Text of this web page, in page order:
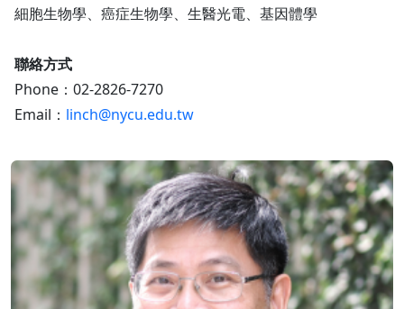
細胞生物學、癌症生物學、生醫光電、基因體學
聯絡方式
Phone：02-2826-7270
Email： linch@nycu.edu.tw